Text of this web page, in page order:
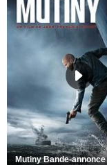
Mutiny Bande-annonce